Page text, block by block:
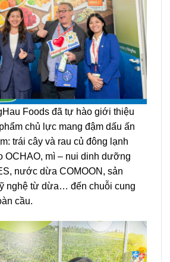
Foods đã tự hào giới thiệu
chủ lực mang đậm dấu ấn
trái cây và rau củ đông lạnh
OCHAO, mì – nui dinh dưỡng
nước dừa COMOON, sản
nghệ từ dừa… đến chuỗi cung
cầu.